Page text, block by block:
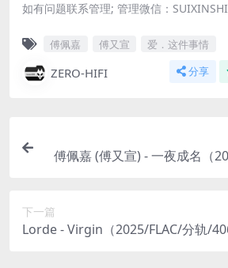
如有问题联系管理; 管理微信：
傅佩嘉 傅又宣 爱．这件事情
ZERO-HIFI 分享
傅佩嘉 (傅又宣) - 一夜成名（
下一篇
Lorde - Virgin（2025/FLAC/分轨/